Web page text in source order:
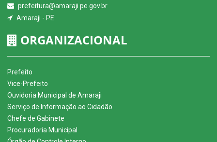
prefeitura@amaraji.pe.gov.br
Amaraji - PE
ORGANIZACIONAL
Prefeito
Vice-Prefeito
Ouvidoria Municipal de Amaraji
Serviço de Informação ao Cidadão
Chefe de Gabinete
Procuradoria Municipal